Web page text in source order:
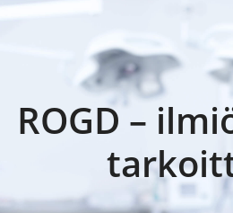
content
ROGD –